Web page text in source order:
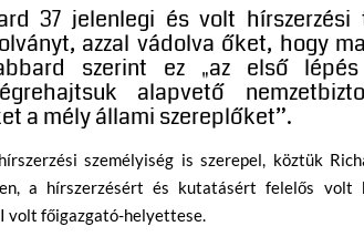
37 jelenlegi és volt
azzal vádolva őket, hogy
szerint ez „az első
alapvető
a mély állami szereplőket”.
személyiség is szerepel, köztük
a hírszerzésért és kutatásért felelős volt
volt főigazgató-helyettese.